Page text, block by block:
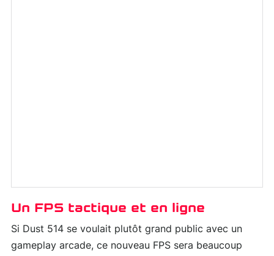
Un FPS tactique et en ligne
Si Dust 514 se voulait plutôt grand public avec un
gameplay arcade, ce nouveau FPS sera beaucoup